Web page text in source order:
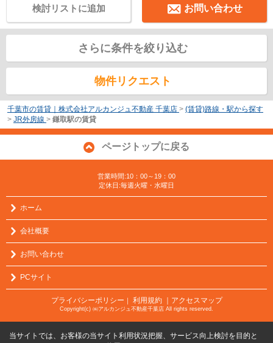
お問い合わせ
検討リストに追加
さらに条件を絞り込む
物件リクエスト
千葉市の賃貸｜株式会社アルカンジュ不動産 千葉店 > (賃貸)路線・駅から探す
> JR外房線 > 鎌取駅の賃貸
ページトップに戻る
営業時間:10：00～19：00
定休日:毎週火曜・水曜日
ホーム
会社概要
お問い合わせ
PCサイト
プライバシーポリシー ｜ 利用規約 ｜アクセスマップ
Copyright(c) ㈱アルカンジュ不動産千葉店 All rights reserved.
当サイトでは、お客様の当サイト利用状況把握、サービス向上検討を目的と